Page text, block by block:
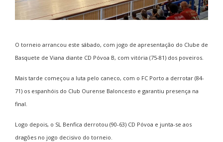
O torneio arrancou este sábado, com jogo de apresentação do Clube de
Basquete de Viana diante CD Póvoa B, com vitória (75-81) dos poveiros.
Mais tarde começou a luta pelo caneco, com o FC Porto a derrotar (84-
71) os espanhóis do Club Ourense Baloncesto e garantiu presença na
final.
Logo depois, o SL Benfica derrotou (90-63) CD Póvoa e junta-se aos
dragões no jogo decisivo do torneio.